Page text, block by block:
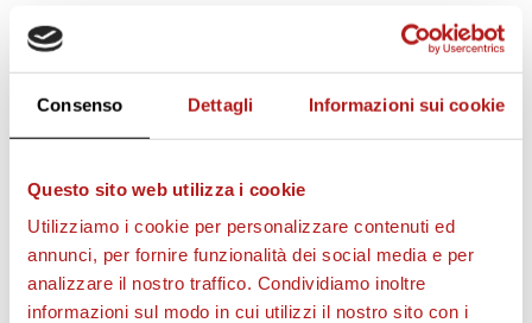
Consenso Dettagli Informazioni sui cookie
Questo sito web utilizza i cookie
Utilizziamo i cookie per personalizzare contenuti ed
annunci, per fornire funzionalità dei social media e per
analizzare il nostro traffico. Condividiamo inoltre
informazioni sul modo in cui utilizzi il nostro sito con i
CITTADELLA CAMP 2019!
4 settimane con i tecnici granata
da vivere al Tombolato
SCARICA IL NUMERO 14